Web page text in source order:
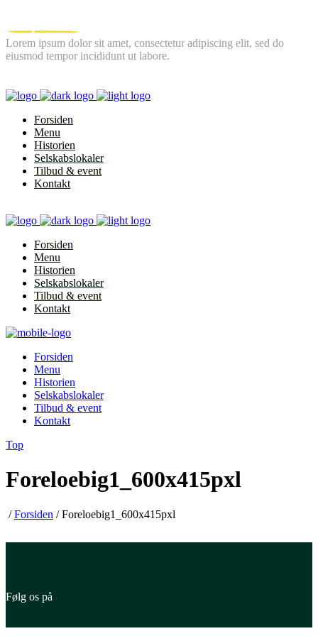
Lorem ipsum dolor sit amet, consectetur adipiscing elit, sed do
eiusmod tempor incididunt ut labore.
Forsiden
Menu
Historien
Selskabslokaler
Tilbud & event
Kontakt
Forsiden
Menu
Historien
Selskabslokaler
Tilbud & event
Kontakt
Forsiden
Menu
Historien
Selskabslokaler
Tilbud & event
Kontakt
Top
Foreloebig1_600x415pxl
/Forsiden /Foreloebig1_600x415pxl
Følg os på